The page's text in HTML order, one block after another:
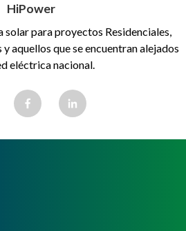
HiPower
solar para proyectos Residenciales,
aquellos que se encuentran alejados
eléctrica nacional.